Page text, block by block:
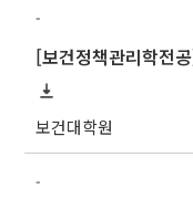
-
보건대학원
-